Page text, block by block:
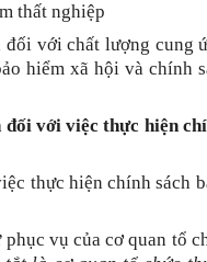
thất nghiệp
đối với chất lượng cung
hiểm xã hội và chính
với việc thực hiện
thực hiện chính sách
vụ của cơ quan tổ